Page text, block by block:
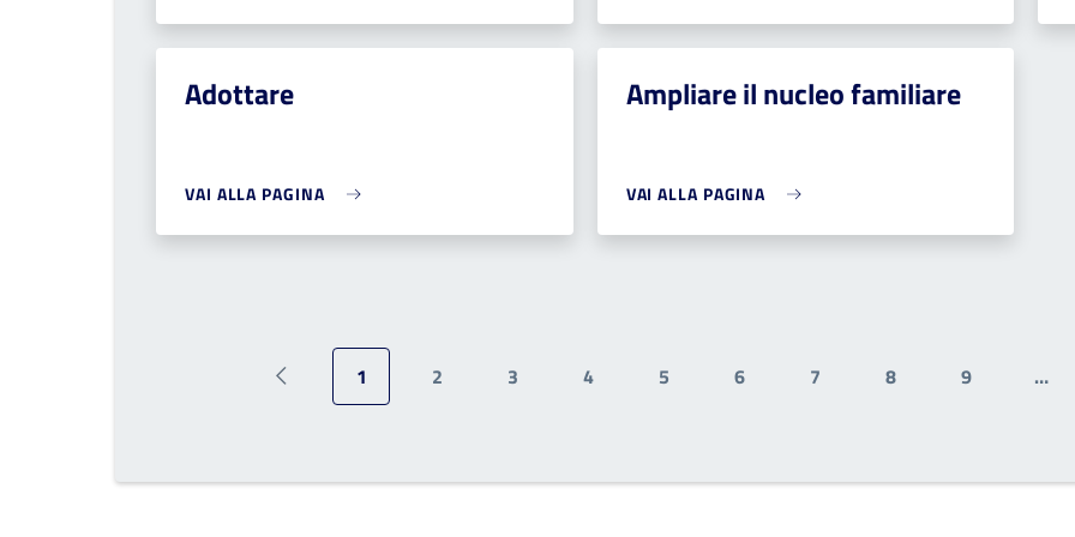
Adottare
VAI ALLA PAGINA
Ampliare il nucleo familiare
VAI ALLA PAGINA
Pagina precedente
Pagina attuale
1
Pagina
2
Pagina
3
Pagina
4
Pagina
5
Pagina
6
Pagina
7
Pagina
8
Pagina
9 …